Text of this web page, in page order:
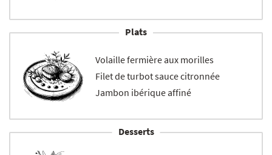
Plats
Volaille fermière aux morilles
Filet de turbot sauce citronnée
Jambon ibérique affiné
Desserts